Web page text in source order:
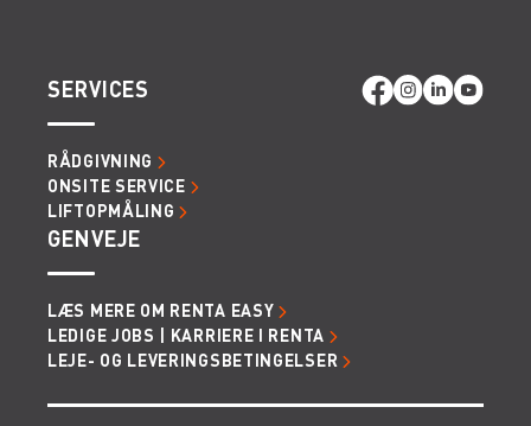
SERVICES
RÅDGIVNING
ONSITE SERVICE
LIFTOPMÅLING
GENVEJE
LÆS MERE OM RENTA EASY
LEDIGE JOBS | KARRIERE I RENTA
LEJE- OG LEVERINGSBETINGELSER